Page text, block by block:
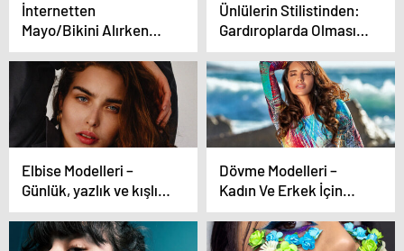
İnternetten
Mayo/Bikini Alırken
Nelere Dikkat Etmeli?
Ünlülerin Stilistinden:
Gardıroplarda Olması
Gereken 5 Parça
Elbise Modelleri –
Günlük, yazlık ve kışlık
olan uzun ve kısa
elbise modelleri
Dövme Modelleri –
Kadın Ve Erkek İçin
Kolay, Küçük, Gül Ve
Yazı Dövme Modelleri